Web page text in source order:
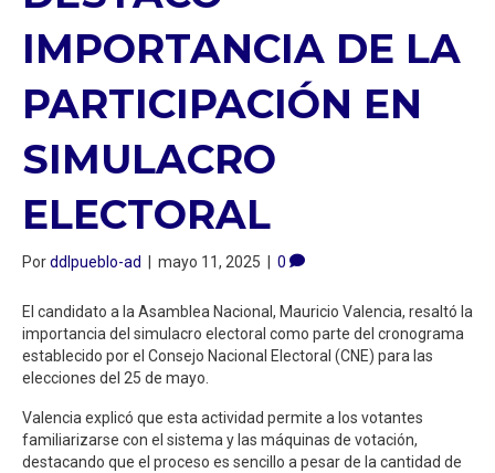
IMPORTANCIA DE LA
PARTICIPACIÓN EN
SIMULACRO
ELECTORAL
Porddlpueblo-ad | mayo 11, 2025 | 0
El candidato a la Asamblea Nacional, Mauricio Valencia, resaltó la
importancia del simulacro electoral como parte del cronograma
establecido por el Consejo Nacional Electoral (CNE) para las
elecciones del 25 de mayo.
Valencia explicó que esta actividad permite a los votantes
familiarizarse con el sistema y las máquinas de votación,
destacando que el proceso es sencillo a pesar de la cantidad de